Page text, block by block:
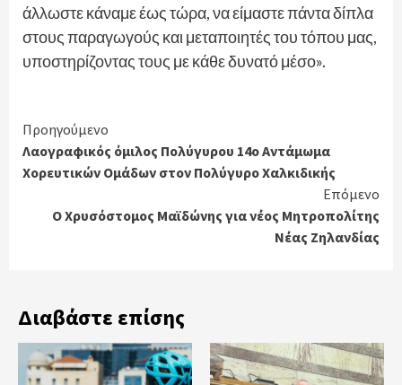
άλλωστε κάναμε έως τώρα, να είμαστε πάντα δίπλα
στους παραγωγούς και μεταποιητές του τόπου μας,
υποστηρίζοντας τους με κάθε δυνατό μέσο».
Continue
Reading
Προηγούμενο
Λαογραφικός όμιλος Πολύγυρου 14ο Αντάμωμα
Χορευτικών Ομάδων στον Πολύγυρο Χαλκιδικής
Επόμενο
Ο Χρυσόστομος Μαϊδώνης για νέος Μητροπολίτης
Νέας Ζηλανδίας
Διαβάστε επίσης